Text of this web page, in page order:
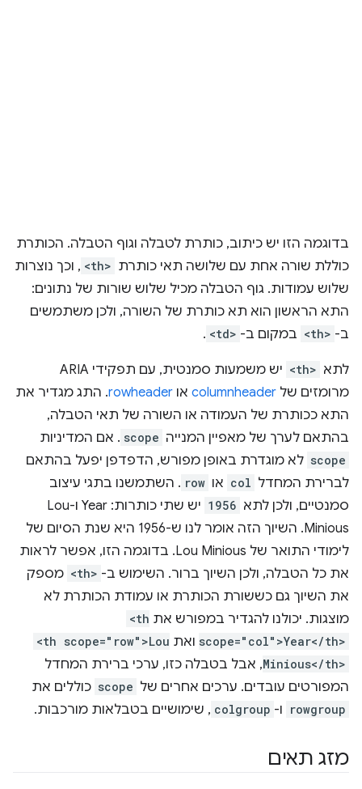
בדוגמה הזו יש כיתוב, כותרת לטבלה וגוף הטבלה. הכותרת
כוללת שורה אחת עם שלושה תאי כותרת <th> , וכך נוצרות
שלוש עמודות. גוף הטבלה מכיל שלוש שורות של נתונים:
התא הראשון הוא תא כותרת של השורה, ולכן משתמשים
ב- <th> במקום ב- <td>
.
לתא <th>
יש משמעות סמנטית, עם תפקידי ARIA
מרומזים של columnheader או rowheader. התג מגדיר את
התא ככותרת של העמודה או השורה של תאי הטבלה,
בהתאם לערך של מאפיין המנייה scope . אם המדיניות
scope לא מוגדרת באופן מפורש, הדפדפן יפעל בהתאם
לברירת המחדל col או row . השתמשנו בתגי עיצוב
סמנטיים, ולכן לתא 1956
יש שתי כותרות: Year ו-Lou
Minious. השיוך הזה אומר לנו ש-1956 היא שנת הסיום של
לימודי התואר של Lou Minious. בדוגמה הזו, אפשר לראות
את כל הטבלה, ולכן השיוך ברור. השימוש ב- <th> מספק
את השיוך גם כששורת הכותרת או עמודת הכותרת לא
מוצגות. יכולנו להגדיר במפורש את <th
scope="col">Year</th> ואת <th scope="row">Lou
Minious</th>, אבל בטבלה כזו, ערכי ברירת המחדל
המפורטים עובדים. ערכים אחרים של scope כוללים את
rowgroup ו- colgroup , שימושיים בטבלאות מורכבות.
מזג תאים